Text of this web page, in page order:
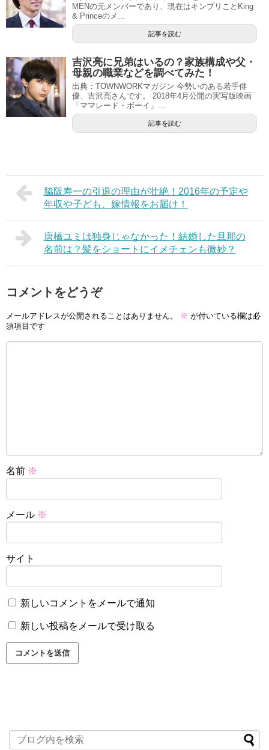
MENの元メンバーであり、現在はキンプリことKing
& Princeのメ...
記事を読む
吉沢亮に兄弟はいるの？家族構成や父・
母親の職業などを調べてみた！
出典：TOWNWORKマガジン 今勢いのある若手俳
優、吉沢亮さんです。 2018年4月公開の実写版映画
「ママレード・ボーイ」...
記事を読む
脇阪寿一の引退の理由が壮絶！2016年の予定や
年収や子ども、嫁情報をお届け！
唐橋ユミは独身じゃなかった！結婚した旦那の
名前は？髪をショートにイメチェンも微妙？
コメントをどうぞ
メールアドレスが公開されることはありません。 ※ が付いている欄は必
須項目です
名前 ※
メール ※
サイト
新しいコメントをメールで通知
新しい投稿をメールで受け取る